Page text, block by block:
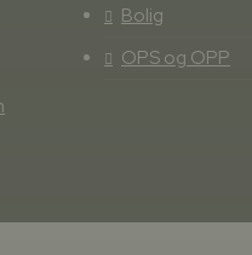
Bolig
OPS og OPP